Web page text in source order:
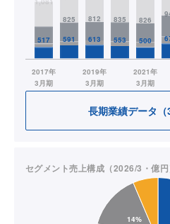
長期業績データ（
セグメント売上構成（2026/3・億円